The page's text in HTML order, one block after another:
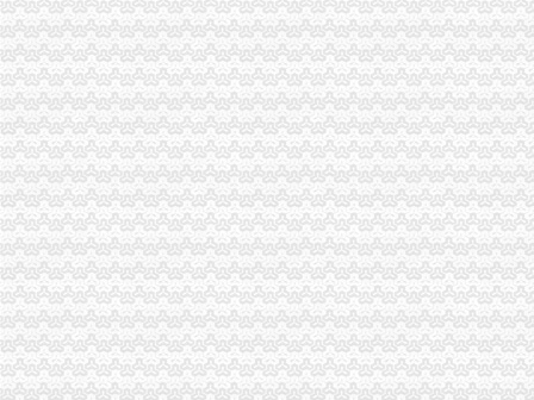
市重庆公司注销局执法局捣毁一销售虚宣中高考复习资料窝点
重庆出台个企业信用信息征集和公开管理规范文件
巫溪局重庆营业执照注销文峰所以行政指导为载体服务微型企业发展
万州局重庆分公司注销微型企业发展和12315消费维权进村居两项工作纳入地方
璧山局着力构建消费维权“五体系”重庆公司注销
重庆市重庆代办公司工程建设领域招投标环节运用企业诚信信息试点工作正式
云局开展工商业务专场培训当好微企发展的重庆公司注销引路人
南岸局重庆分公司注销子石所成功调解一起因就餐引起人身意外伤害案消费者
巴南局重庆分公司注销注重三整商标印制行业见成效
合川局重庆税务注销多措并举确保2011年批微型企业创业扶持培训圆满完成
波局重庆营业执照注销长到潼南局调研
波局重庆公司注销长到合川局调研
波局重庆代办公司长到铜梁局调研
九龙坡局重庆营业执照注销化电子商务监管
南川局四举措全力造“企业森林”重庆营业执照注销做大南川市场主体总量和增量
经开区局重庆分公司注销五个到位扎实开展商标印制单位专项执法检查